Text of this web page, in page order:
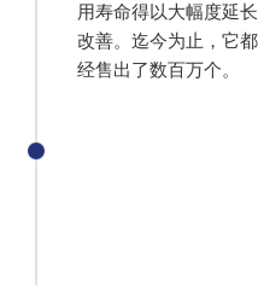
用寿命得以大幅度延
改善。迄今为止，它
经售出了数百万个。